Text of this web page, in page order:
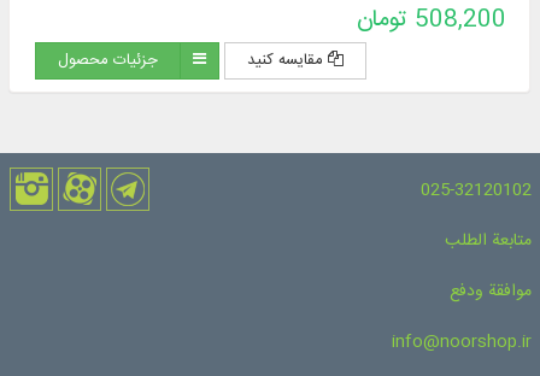
translations of the Qur’an (57 titles + 23 extracted
translations [from exegeses] + 60 non-Persian translations in
the Encyclopedia Section), sources of Qur’anic Exegesis and
508,200 تومان
مقایسه کنید جزئیات محصول
025-32120102
متابعة الطلب
موافقة ودفع
info@noorshop.ir